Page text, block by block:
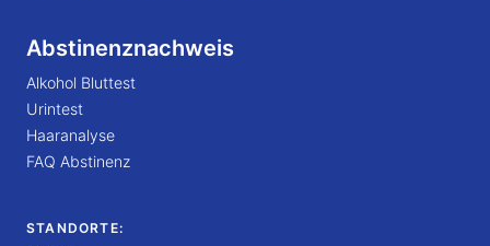
Abstinenznachweis
Alkohol Bluttest
Urintest
Haaranalyse
FAQ Abstinenz
STANDORTE: